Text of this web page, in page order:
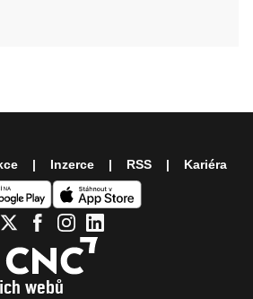
webů
Inzerce RSS Kariéra